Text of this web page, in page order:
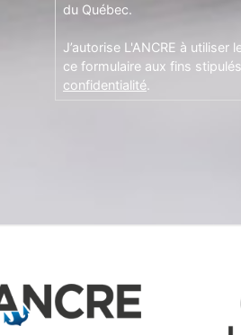
du Québec.
J’autorise L'ANCRE à utiliser
ce formulaire aux fins
confidentialité.